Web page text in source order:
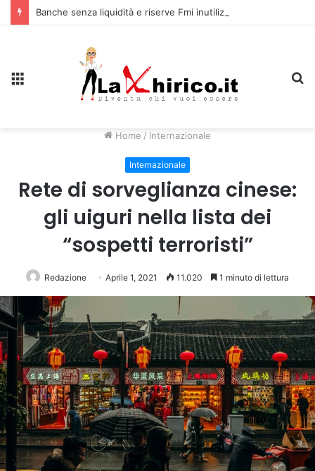
Home / Internazionale
Internazionale
Rete di sorveglianza cinese:
gli uiguri nella lista dei
“sospetti terroristi”
Redazione Aprile 1, 2021 11.020 1 minuto di lettura